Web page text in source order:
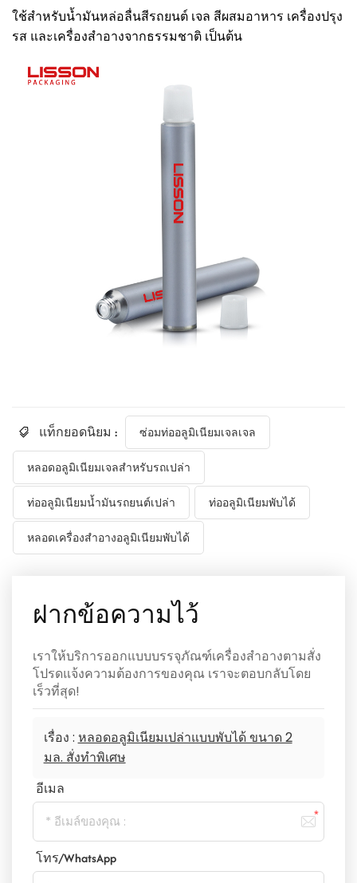
ใช้สำหรับน้ำมันหล่อลื่นสีรถยนต์ เจล สีผสมอาหาร เครื่องปรุง
รส และเครื่องสำอางจากธรรมชาติ เป็นต้น
แท็กยอดนิยม : ซ่อมท่ออลูมิเนียมเจลเจล
หลอดอลูมิเนียมเจลสำหรับรถเปล่า
ท่ออลูมิเนียมน้ำมันรถยนต์เปล่า ท่ออลูมิเนียมพับได้
หลอดเครื่องสำอางอลูมิเนียมพับได้
ฝากข้อความไว้
เราให้บริการออกแบบบรรจุภัณฑ์เครื่องสำอางตามสั่ง
โปรดแจ้งความต้องการของคุณ เราจะตอบกลับโดย
เร็วที่สุด!
เรื่อง : หลอดอลูมิเนียมเปล่าแบบพับได้ ขนาด 2
มล. สั่งทำพิเศษ
อีเมล
โทร/WhatsApp